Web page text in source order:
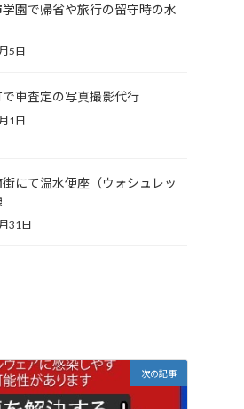
園で帰省や旅行の留守時の水
5日
車査定の写真撮影代行
1日
にて温水便座（ウォシュレッ
31日
次の記事